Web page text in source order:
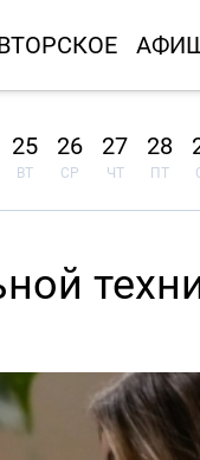
25
ВТ
26
СР
27
ЧТ
28
ПТ